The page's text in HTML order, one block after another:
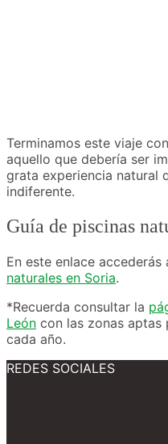
Terminamos este viaje
aquello que debería ser
grata experiencia natural
indiferente.
Guía de piscinas
En este enlace accederás
naturales en Soria.
*Recuerda consultar la
León con las zonas aptas
cada año.
REDES SOCIALES